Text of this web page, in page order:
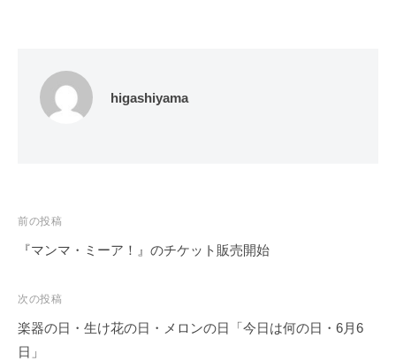
higashiyama
投
稿
ビ
ゲ
ー
前の投稿
『マンマ・ミーア！』のチケット販売開始
次の投稿
楽器の日・生け花の日・メロンの日「今日は何の日・6月6
日」